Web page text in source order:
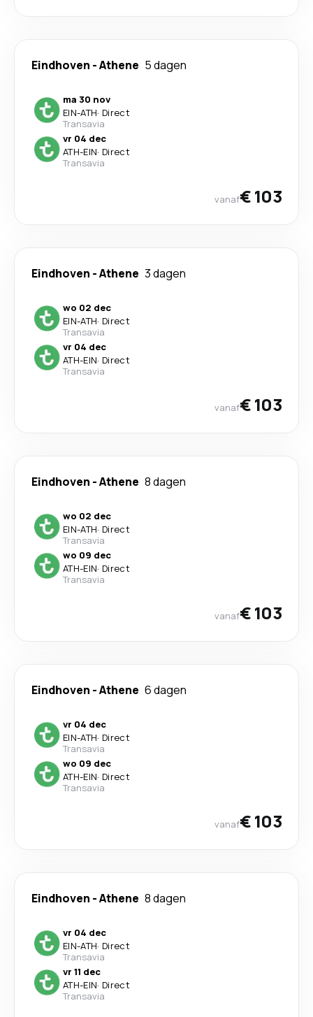
Eindhoven -Athene 5 dagen
ma 30 nov
EIN-ATH· Direct
Transavia
vr 04 dec
ATH-EIN· Direct
Transavia
vanaf€ 103
Eindhoven -Athene 3 dagen
wo 02 dec
EIN-ATH· Direct
Transavia
vr 04 dec
ATH-EIN· Direct
Transavia
vanaf€ 103
Eindhoven -Athene 8 dagen
wo 02 dec
EIN-ATH· Direct
Transavia
wo 09 dec
ATH-EIN· Direct
Transavia
vanaf€ 103
Eindhoven -Athene 6 dagen
vr 04 dec
EIN-ATH· Direct
Transavia
wo 09 dec
ATH-EIN· Direct
Transavia
vanaf€ 103
Eindhoven -Athene 8 dagen
vr 04 dec
EIN-ATH· Direct
Transavia
vr 11 dec
ATH-EIN· Direct
Transavia